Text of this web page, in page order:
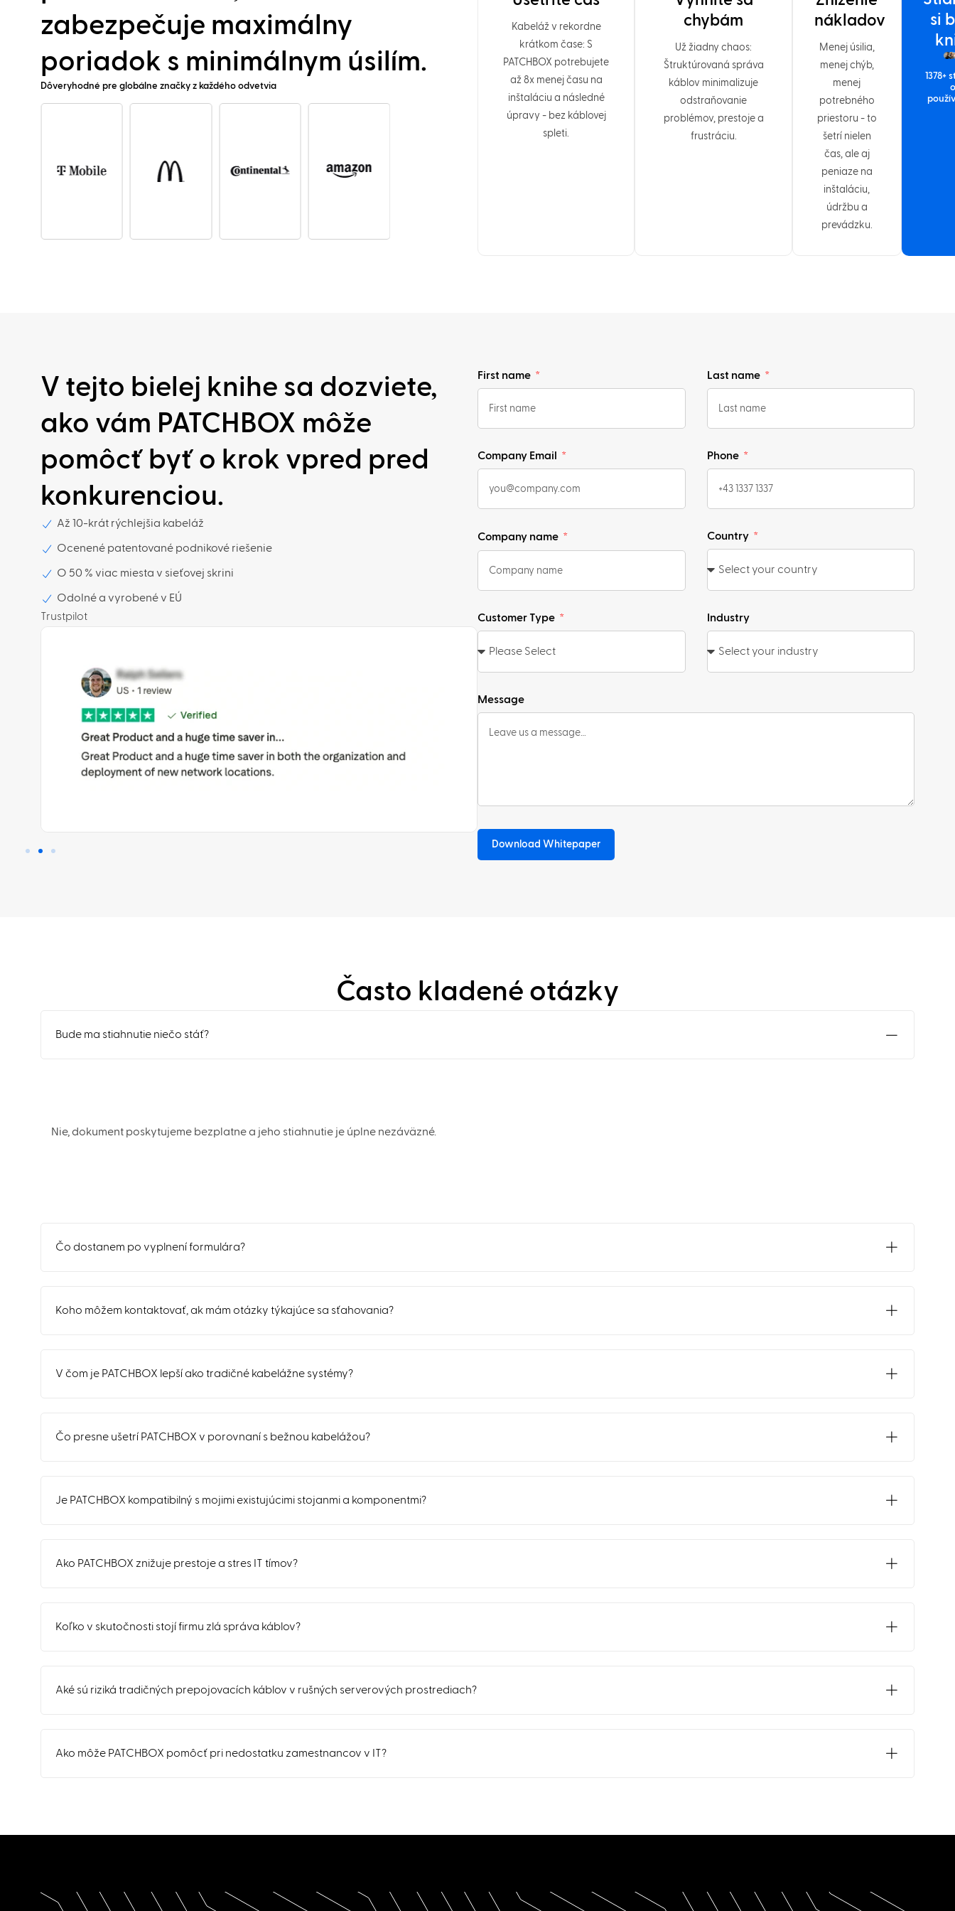
zabezpečuje maximálny
poriadok s minimálnym úsilím.
Dôveryhodné pre globálne značky z každého odvetvia
Kabeláž v rekordne
krátkom čase: S
PATCHBOX potrebujete
až 8x menej času na
inštaláciu a následné
úpravy - bez káblovej
spleti.
chybám
Už žiadny chaos:
Štruktúrovaná správa
káblov minimalizuje
odstraňovanie
problémov, prestoje a
frustráciu.
nákladov
Menej úsilia,
menej chýb,
menej
potrebného
priestoru - to
šetrí nielen
čas, ale aj
peniaze na
inštaláciu,
údržbu a
prevádzku.
si
1378+
V tejto bielej knihe sa dozviete,
ako vám PATCHBOX môže
pomôcť byť o krok vpred pred
konkurenciou.
Až 10-krát rýchlejšia kabeláž
Ocenené patentované podnikové riešenie
O 50 % viac miesta v sieťovej skrini
Odolné a vyrobené v EÚ
Trustpilot
First name Last name
Company Email Phone
Company name Country
Customer Type Industry
Message
Download Whitepaper
Často kladené otázky
Bude ma stiahnutie niečo stáť?
Nie, dokument poskytujeme bezplatne a jeho stiahnutie je úplne nezáväzné.
Čo dostanem po vyplnení formulára?
Koho môžem kontaktovať, ak mám otázky týkajúce sa sťahovania?
V čom je PATCHBOX lepší ako tradičné kabelážne systémy?
Čo presne ušetrí PATCHBOX v porovnaní s bežnou kabelážou?
Je PATCHBOX kompatibilný s mojimi existujúcimi stojanmi a komponentmi?
Ako PATCHBOX znižuje prestoje a stres IT tímov?
Koľko v skutočnosti stojí firmu zlá správa káblov?
Aké sú riziká tradičných prepojovacích káblov v rušných serverových prostrediach?
Ako môže PATCHBOX pomôcť pri nedostatku zamestnancov v IT?